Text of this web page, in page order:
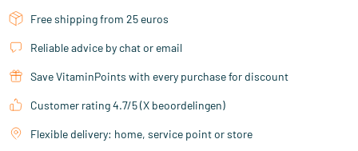
Free shipping from 25 euros
Reliable advice by chat or email
Save VitaminPoints with every purchase for discount
Customer rating 4.7/5 (X beoordelingen)
Flexible delivery: home, service point or store